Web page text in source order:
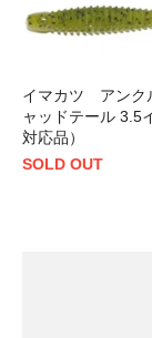
イマカツ アンク
ャッドテール 3.5
対応品）
SOLD OUT